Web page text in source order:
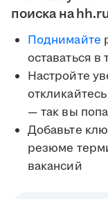
поиска на
Поднимайте
оставаться
Настройте
— так вы
Добавьте
резюме
вакансий